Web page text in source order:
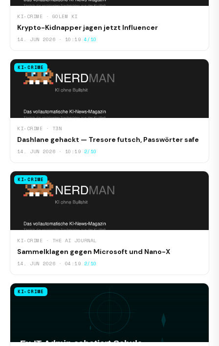
KI-CRIME · GOLEM KI
Krypto-Kidnapper jagen jetzt Influencer
14. JUN 2026 · 10:19 4/10
KI-CRIME
KI-CRIME · T3N
Dashlane gehackt — Tresore futsch, Passwörter safe
14. JUN 2026 · 10:19 2/10
KI-CRIME
KI-CRIME · THE AI JOURNAL
Sammelklagen gegen Microsoft und Nano-X
14. JUN 2026 · 04:19 2/10
KI-CRIME